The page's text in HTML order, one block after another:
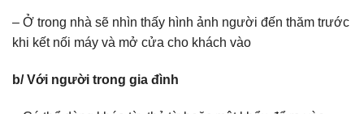
– Ở trong nhà sẽ nhìn thấy hình ảnh người đến thăm trước
khi kết nối máy và mở cửa cho khách vào
b/ Với người trong gia đình